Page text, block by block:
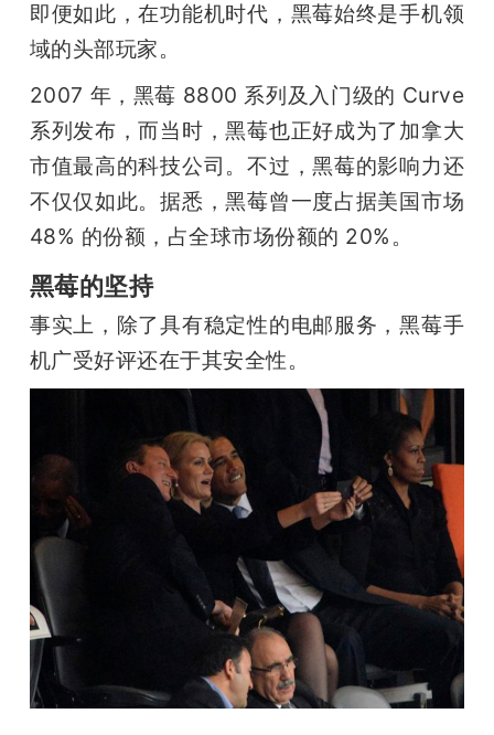
即便如此，在功能机时代，黑莓始终是手机领
域的头部玩家。
2007 年，黑莓 8800 系列及入门级的 Curve
系列发布，而当时，黑莓也正好成为了加拿大
市值最高的科技公司。不过，黑莓的影响力还
不仅仅如此。据悉，黑莓曾一度占据美国市场
48% 的份额，占全球市场份额的 20%。
黑莓的坚持
事实上，除了具有稳定性的电邮服务，黑莓手
机广受好评还在于其安全性。